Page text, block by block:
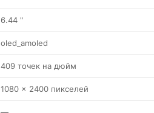
6.44 "
oled_amoled
409 точек на дюйм
1080 x 2400 пикселей